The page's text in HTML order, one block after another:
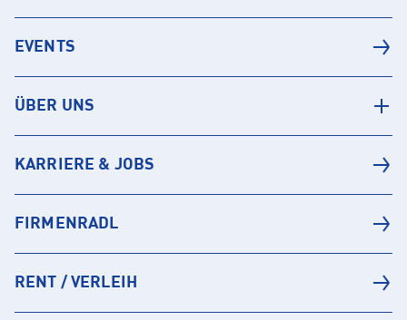
EVENTS
ÜBER UNS
KARRIERE & JOBS
FIRMENRADL
RENT / VERLEIH